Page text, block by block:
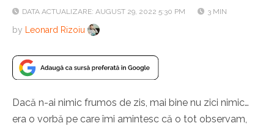
DATA ACTUALIZARE: AUGUST 29, 2022 5:30 PM 3 MIN
by Leonard Rizoiu
Dacă n-ai nimic frumos de zis, mai bine nu zici nimic…
era o vorbă pe care îmi amintesc că o tot observam,